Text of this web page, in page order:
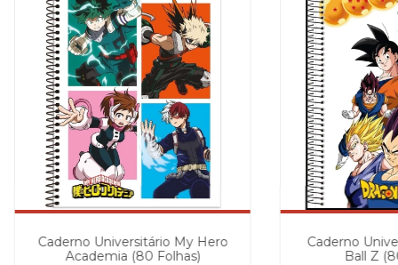
Caderno Universitário My Hero
Academia (80 Folhas)
Caderno
Ball Z